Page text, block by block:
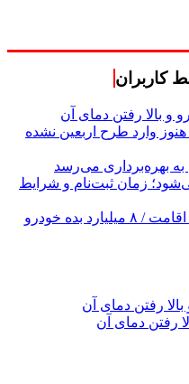
کاربران
بالا رفتن دمای آن
هنوز وارد طرح اربعین نشده
به بهره‌برداری می‌رسد
زمان ثبت‌نام و شرایط
کاسبی خارج‌نشین‌ها با سهمیه اقامت / ۸ میلیارد بده خودرو
رفتن دمای آن